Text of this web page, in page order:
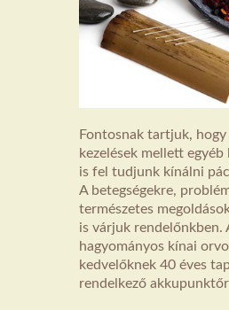
Fontosnak tartjuk, hogy
kezelések mellett
is fel tudjunk kínálni
A betegségekre,
természetes
is várjuk rendelőnkben.
hagyományos kínai
kedvelőknek 40 éves
rendelkező